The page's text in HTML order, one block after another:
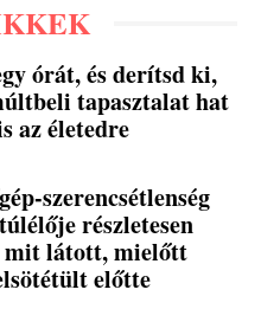
órát, és derítsd ki,
tapasztalat hat
az életedre
szerencsétlenség
részletesen
mit látott, mielőtt
előtte